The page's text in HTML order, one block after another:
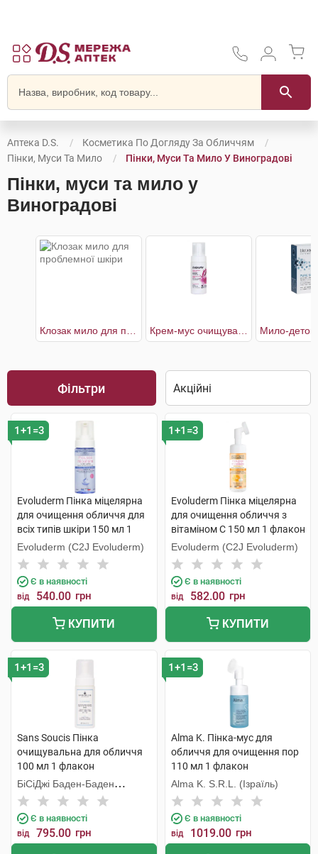
Аптека D.S.
Косметика По Догляду За Обличчям
Пінки, Муси Та Мило
Пінки, Муси Та Мило У Виноградові
Пінки, муси та мило у
Виноградові
Фільтри
1+1=3
Evoluderm Пінка міцелярна
для очищення обличчя для
всіх типів шкіри 150 мл 1
флакон
Evoluderm (C2J Evoluderm)
Є в наявності
від 540.00 грн
КУПИТИ
1+1=3
Evoluderm Пінка міцелярна
для очищення обличчя з
вітаміном C 150 мл 1 флакон
Evoluderm (C2J Evoluderm)
Є в наявності
від 582.00 грн
КУПИТИ
1+1=3
Sans Soucis Пінка
очищувальна для обличчя
100 мл 1 флакон
БіСіДжі Баден-Баден
Косметікс Груп Гмбх
Є в наявності
від 795.00 грн
1+1=3
Alma K. Пінка-мус для
обличчя для очищення пор
110 мл 1 флакон
Alma K. S.R.L. (Ізраїль)
Є в наявності
від 1019.00 грн